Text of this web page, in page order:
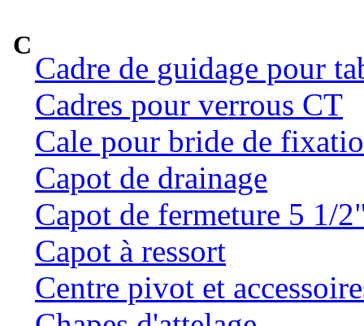
C
Cadre de guidage pour
Cadres pour verrous CT
Cale pour bride de
Capot de drainage
Capot de fermeture 5 1/
Capot à ressort
Centre pivot et